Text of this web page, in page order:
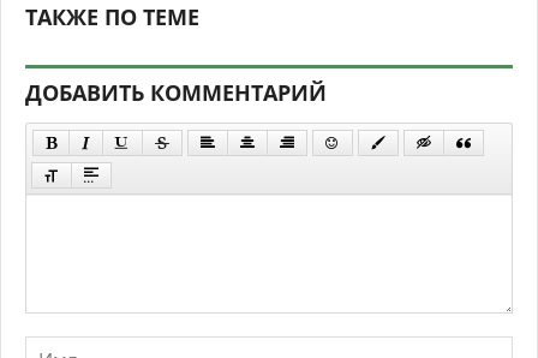
ТАКЖЕ ПО ТЕМЕ
ДОБАВИТЬ КОММЕНТАРИЙ